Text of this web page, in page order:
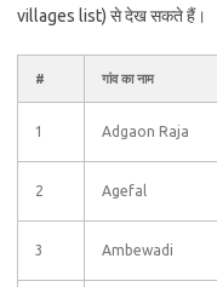
villages list) से देख सकते हैं।
# गांव का नाम
1 Adgaon Raja
2 Agefal
3 Ambewadi